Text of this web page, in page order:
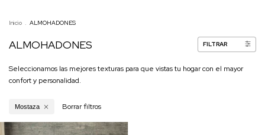
Inicio . ALMOHADONES
ALMOHADONES FILTRAR
Seleccionamos las mejores texturas para que vistas tu hogar con el mayor
confort y personalidad.
Mostaza Borrar filtros